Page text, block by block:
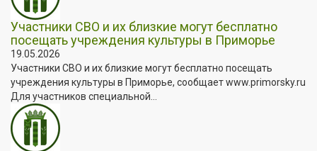
Участники СВО и их близкие могут бесплатно
посещать учреждения культуры в Приморье
19.05.2026
Участники СВО и их близкие могут бесплатно посещать
учреждения культуры в Приморье, сообщает www.primorsky.ru
Для участников специальной...